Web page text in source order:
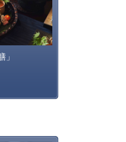
ルインクルーシブとな
無料でご利用いただけ
ご利用可）
金に含まれております。
地酒Barのドリンク等、
クをお愉しみ下さい。
ざいます。
」
事は、旬
食材を信州
法で提供す
全...